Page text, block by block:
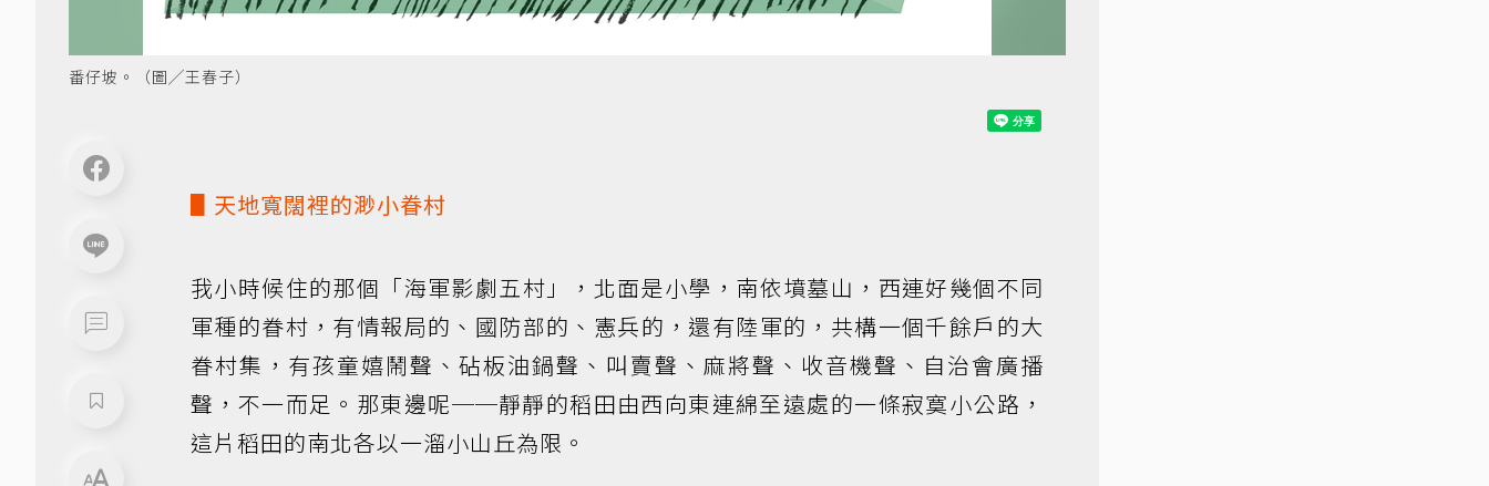
番仔坡。（圖╱王春子）
▋天地寬闊裡的渺小眷村
我小時候住的那個「海軍影劇五村」，北面是小學，南依墳墓山，西連好幾個不同
軍種的眷村，有情報局的、國防部的、憲兵的，還有陸軍的，共構一個千餘戶的大
眷村集，有孩童嬉鬧聲、砧板油鍋聲、叫賣聲、麻將聲、收音機聲、自治會廣播
聲，不一而足。那東邊呢──靜靜的稻田由西向東連綿至遠處的一條寂寞小公路，
這片稻田的南北各以一溜小山丘為限。